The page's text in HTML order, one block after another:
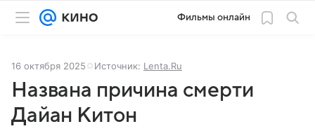
Фильмы онлайн
16 октября 2025 Источник: Lenta.Ru
Названа причина смерти
Дайан Китон